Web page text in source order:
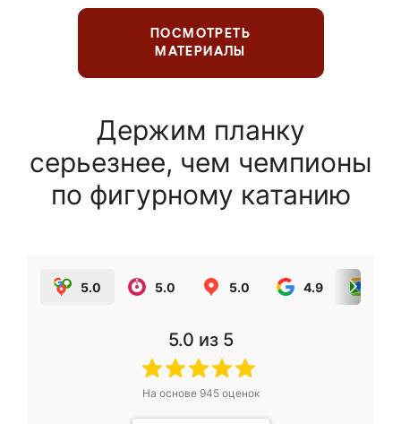
ПОСМОТРЕТЬ
МАТЕРИАЛЫ
Держим планку
серьезнее, чем чемпионы
по фигурному катанию
5.0 5.0 5.0 4.9
5.0 из 5
На основе 945оценок